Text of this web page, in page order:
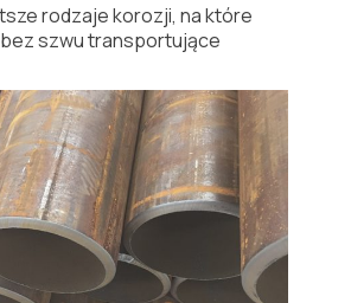
rodzaje korozji, na które
szwu transportujące